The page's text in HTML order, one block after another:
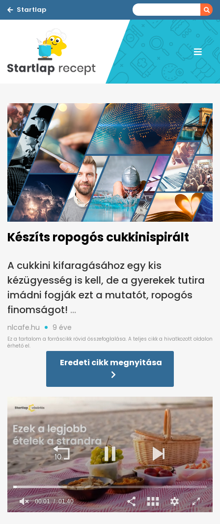
Startlap
Készíts ropogós cukkinispirált
A cukkini kifaragásához egy kis
kézügyesség is kell, de a gyerekek tutira
imádni fogják ezt a mutatót, ropogós
finomságot!
nlcafe.hu 9 éve
Eredeti cikk megnyitása